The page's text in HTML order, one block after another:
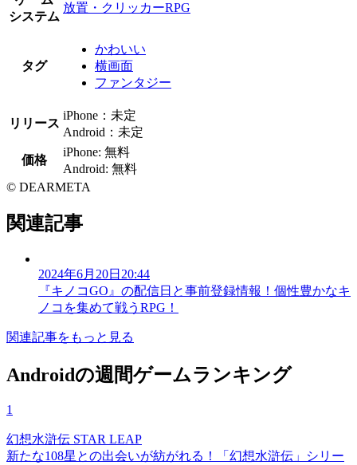
システム
放置・クリッカーRPG
タグ
かわいい
横画面
ファンタジー
リリース
iPhone：未定
Android：未定
価格
iPhone: 無料
Android: 無料
© DEARMETA
関連記事
2024年6月20日20:44
『キノコGO』の配信日と事前登録情報！個性豊かなキ
ノコを集めて戦うRPG！
関連記事をもっと見る
Androidの週間ゲームランキング
1
幻想水滸伝 STAR LEAP
新たな108星との出会いが紡がれる！「幻想水滸伝」シリー